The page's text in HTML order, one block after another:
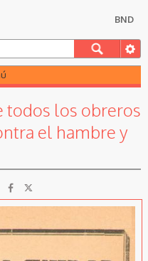
BND
todos los obreros
el hambre y